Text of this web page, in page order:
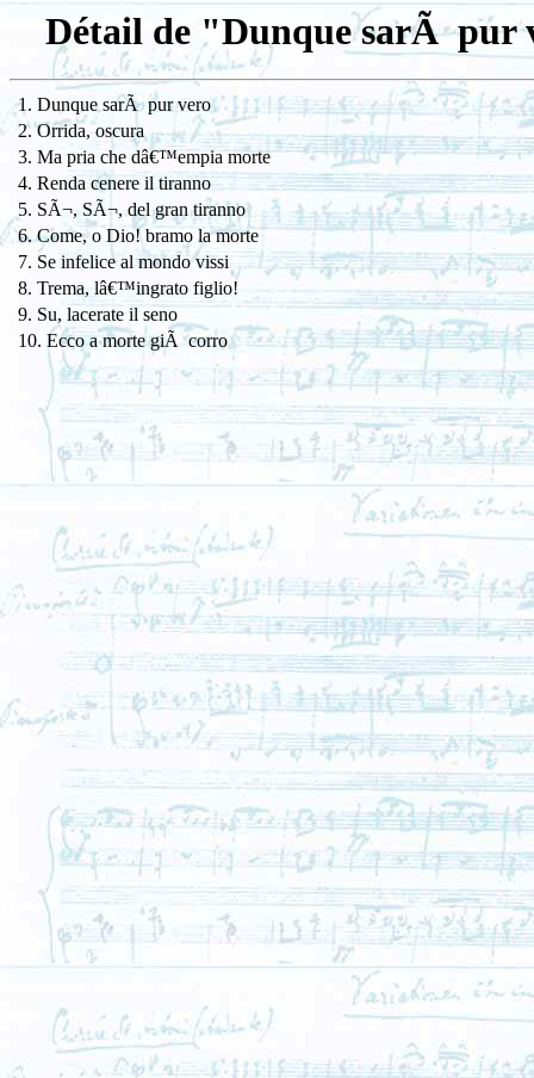
Détail de "Dunque sarÃ pur
1. Dunque sarÃ pur vero
2. Orrida, oscura
3. Ma pria che dâ€™empia morte
4. Renda cenere il tiranno
5. SÃ¬, SÃ¬, del gran tiranno
6. Come, o Dio! bramo la morte
7. Se infelice al mondo vissi
8. Trema, lâ€™ingrato figlio!
9. Su, lacerate il seno
10. Ecco a morte giÃ corro